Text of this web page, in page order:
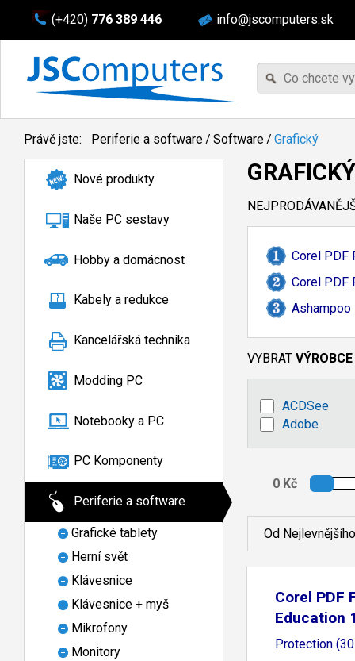
(+420) 776 389 446 info@jscomputers.sk
Právě jste: Periferie a software/ Software/ Grafický
Nové produkty
Naše PC sestavy
Hobby a domácnost
Kabely a redukce
Kancelářská technika
Modding PC
Notebooky a PC
PC Komponenty
Periferie a software
Grafické tablety
Herní svět
Klávesnice
Klávesnice + myš
Mikrofony
Monitory
GRAFICKÝ
Corel PDF
Corel PDF
VYBRAT VÝROBCE
ACDSee
Adobe
Od Nejlevnějšího
Corel PDF
Education
Protection